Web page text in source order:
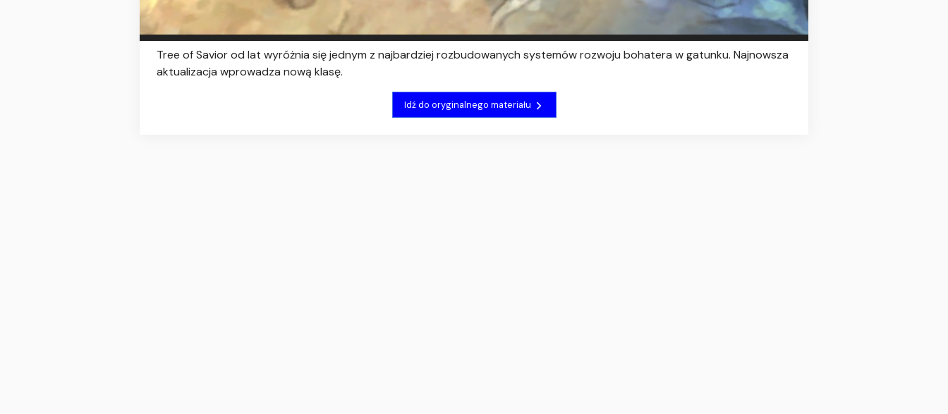
Tree of Savior od lat wyróżnia się jednym z najbardziej rozbudowanych systemów rozwoju bohatera w gatunku. Najnowsza
aktualizacja wprowadza nową klasę.
Idź do oryginalnego materiału